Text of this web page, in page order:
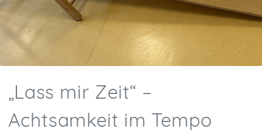
„Lass mir Zeit“ –
Achtsamkeit im Tempo